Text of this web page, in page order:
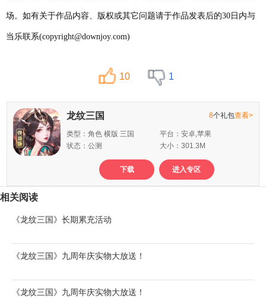
场。如有关于作品内容、版权或其它问题请于作品发表后的30日内与
当乐联系(copyright@downjoy.com)
10 1
龙纹三国 8个礼包查看>
类型：角色 横版 三国
平台：安卓,苹果
状态：公测
大小：301.3M
下载 进入专区
相关阅读
《龙纹三国》长期累充活动
《龙纹三国》九周年庆实物大放送！
《龙纹三国》九周年庆实物大放送！